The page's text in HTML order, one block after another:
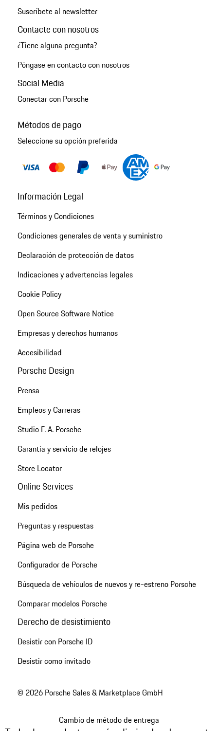
Suscríbete al newsletter
Contacte con nosotros
¿Tiene alguna pregunta?
Póngase en contacto con nosotros
Social Media
Conectar con Porsche
Métodos de pago
Seleccione su opción preferida
Información Legal
Términos y Condiciones
Condiciones generales de venta y suministro
Declaración de protección de datos
Indicaciones y advertencias legales
Cookie Policy
Open Source Software Notice
Empresas y derechos humanos
Accesibilidad
Porsche Design
Prensa
Empleos y Carreras
Studio F. A. Porsche
Garantía y servicio de relojes
Store Locator
Online Services
Mis pedidos
Preguntas y respuestas
Página web de Porsche
Configurador de Porsche
Búsqueda de vehículos de nuevos y re-estreno Porsche
Comparar modelos Porsche
Derecho de desistimiento
Desistir con Porsche ID
Desistir como invitado
© 2026 Porsche Sales & Marketplace GmbH
Cambio de método de entrega